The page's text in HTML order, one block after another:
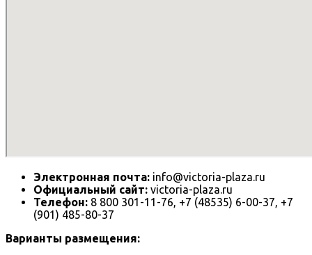
Электронная почта: info@victoria-plaza.ru
Официальный сайт: victoria-plaza.ru
Телефон: 8 800 301-11-76, +7 (48535) 6-00-37, +7
(901) 485-80-37
Варианты размещения: